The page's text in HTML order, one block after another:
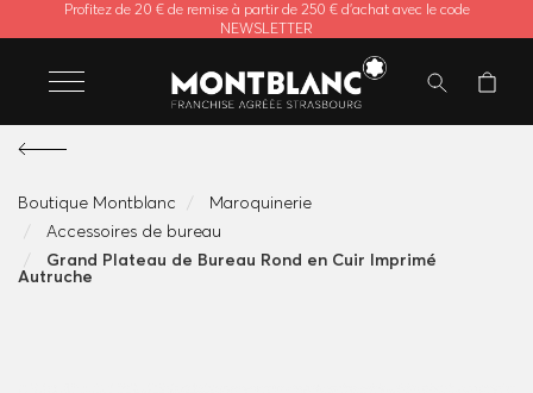
Profitez de 20 € de remise à partir de 250 € d'achat avec le code
NEWSLETTER
Boutique Montblanc
Maroquinerie
Accessoires de bureau
Grand Plateau de Bureau Rond en Cuir Imprimé
Autruche